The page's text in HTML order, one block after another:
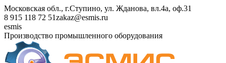
Перейти
к
содержанию
Московская обл., г.Ступино, ул. Жданова, вл.4а, оф.31
8 915 118 72 51zakaz@esmis.ru
Вконтакте
esmis
Производство промышленного оборудования